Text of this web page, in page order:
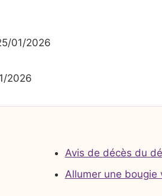
01/2026
2026
Avis de décès du
Allumer une bougie